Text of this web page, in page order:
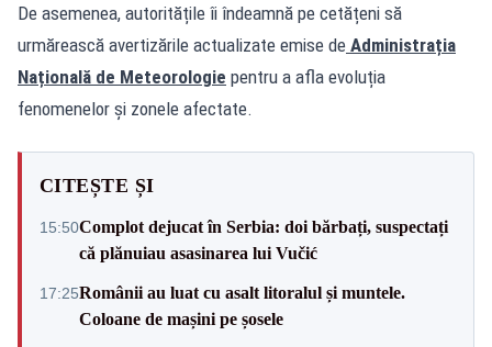
De asemenea, autoritățile îi îndeamnă pe cetățeni să
urmărească avertizările actualizate emise de Administrația
Națională de Meteorologie pentru a afla evoluția
fenomenelor și zonele afectate.
CITEȘTE ȘI
15:50Complot dejucat în Serbia: doi bărbați, suspectați
că plănuiau asasinarea lui Vučić
17:25Românii au luat cu asalt litoralul și muntele.
Coloane de mașini pe șosele